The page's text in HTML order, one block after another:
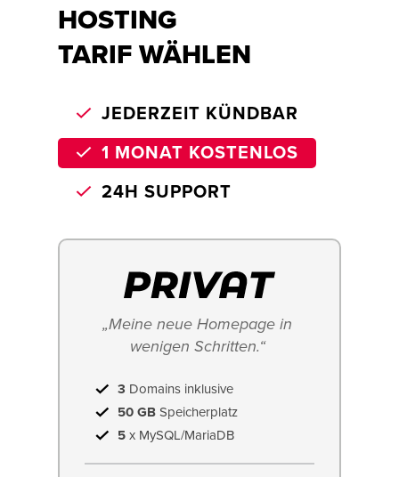
HOSTING
TARIF WÄHLEN
JEDERZEIT KÜNDBAR
1 MONAT KOSTENLOS
24H SUPPORT
„Meine neue Homepage in
wenigen Schritten.“
3 Domains inklusive
50 GB Speicherplatz
5 x MySQL/MariaDB